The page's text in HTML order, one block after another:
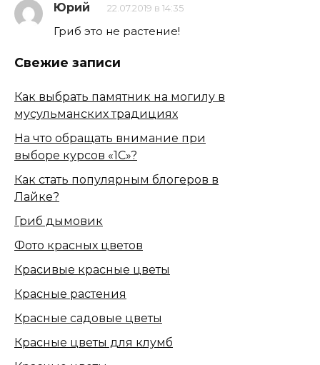
Юрий 22.07.2019 в 14:35
Гриб это не растение!
Свежие записи
Как выбрать памятник на могилу в
мусульманских традициях
На что обращать внимание при
выборе курсов «1С»?
Как стать популярным блогеров в
Лайке?
Гриб дымовик
Фото красных цветов
Красивые красные цветы
Красные растения
Красные садовые цветы
Красные цветы для клумб